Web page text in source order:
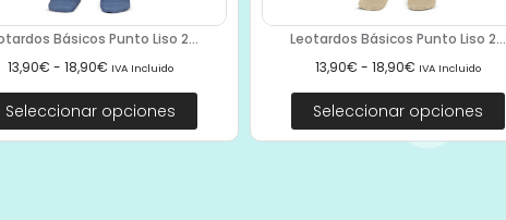
Básicos Punto Liso 2...
13,90€ - 18,90€ IVA Incluido
Seleccionar opciones
Leotardos Básicos Punto Liso 2...
13,90€ - 18,90€ IVA Incluido
Seleccionar opciones